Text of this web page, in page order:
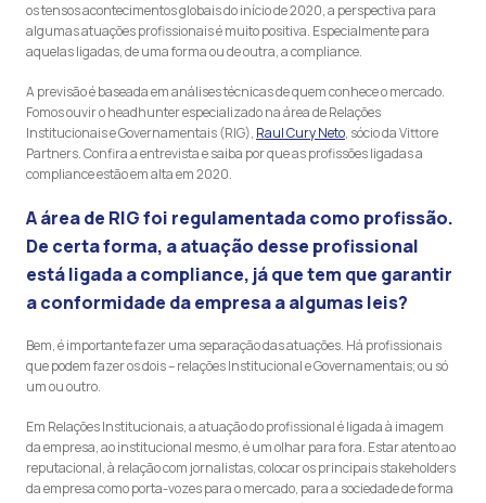
os tensos acontecimentos globais do início de 2020, a perspectiva para
algumas atuações profissionais é muito positiva. Especialmente para
aquelas ligadas, de uma forma ou de outra, a compliance.
A previsão é baseada em análises técnicas de quem conhece o mercado.
Fomos ouvir o headhunter especializado na área de Relações
Institucionais e Governamentais (RIG), Raul Cury Neto, sócio da Vittore
Partners. Confira a entrevista e saiba por que as profissões ligadas a
compliance estão em alta em 2020.
A área de RIG foi regulamentada como profissão.
De certa forma, a atuação desse profissional
está ligada a compliance, já que tem que garantir
a conformidade da empresa a algumas leis?
Bem, é importante fazer uma separação das atuações. Há profissionais
que podem fazer os dois – relações Institucional e Governamentais; ou só
um ou outro.
Em Relações Institucionais, a atuação do profissional é ligada à imagem
da empresa, ao institucional mesmo, é um olhar para fora. Estar atento ao
reputacional, à relação com jornalistas, colocar os principais stakeholders
da empresa como porta-vozes para o mercado, para a sociedade de forma